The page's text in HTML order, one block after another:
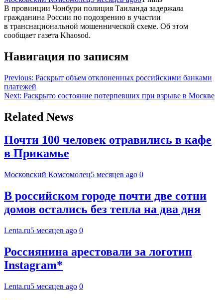
В провинции Чонбури полиция Таиланда задержала
гражданина России по подозрению в участии
в транснациональной мошеннической схеме. Об этом
сообщает газета Khaosod.
Навигация по записям
Previous: Раскрыт объем отклоненных российскими банками
платежей
Next: Раскрыто состояние потерпевших при взрыве в Москве
Related News
Почти 100 человек отравились в кафе
в Прикамье
Московский Комсомолец5 месяцев ago 0
В российском городе почти две сотни
домов остались без тепла на два дня
Lenta.ru5 месяцев ago 0
Россиянина арестовали за логотип
Instagram*
Lenta.ru5 месяцев ago 0